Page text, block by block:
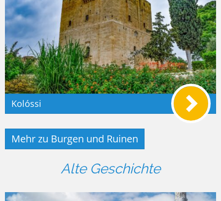
Kolóssi
Mehr zu Burgen und Ruinen
Alte Geschichte